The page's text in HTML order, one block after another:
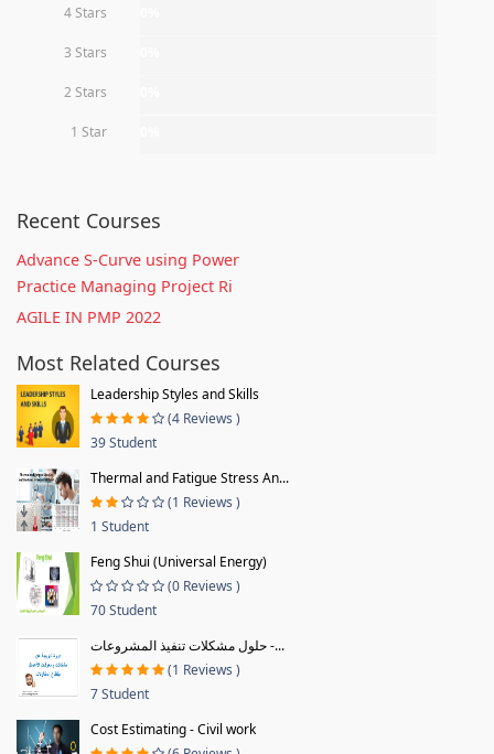
4 Stars
3 Stars
2 Stars
1 Star
Recent Courses
Advance S-Curve using Power
Practice Managing Project Ri
AGILE IN PMP 2022
Most Related Courses
Leadership Styles and Skills
(4 Reviews )
39 Student
Thermal and Fatigue Stress An...
(1 Reviews )
1 Student
Feng Shui (Universal Energy)
(0 Reviews )
70 Student
حلول مشكلات تنفيذ المشروعات -...
(1 Reviews )
7 Student
Cost Estimating - Civil work